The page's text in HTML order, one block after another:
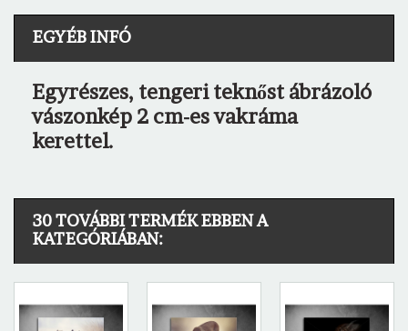
EGYÉB INFÓ
Egyrészes, tengeri teknőst ábrázoló
vászonkép 2 cm-es vakráma
kerettel.
30 TOVÁBBI TERMÉK EBBEN A
KATEGÓRIÁBAN: